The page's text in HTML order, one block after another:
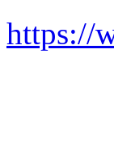
https://